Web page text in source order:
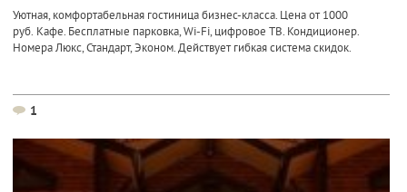
Уютная, комфортабельная гостиница бизнес-класса. Цена от 1000
руб. Кафе. Бесплатные парковка, Wi-Fi, цифровое ТВ. Кондиционер.
Номера Люкс, Стандарт, Эконом. Действует гибкая система скидок.
1